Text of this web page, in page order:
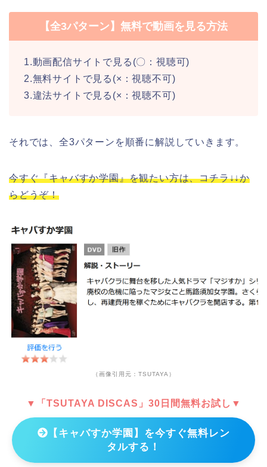
【全3パターン】無料で動画を見る方法
1.動画配信サイトで見る(〇：視聴可)
2.無料サイトで見る(×：視聴不可)
3.違法サイトで見る(×：視聴不可)
それでは、全3パターンを順番に解説していきます。
今すぐ『キャバすか学園』を観たい方は、コチラ↓↓か
らどうぞ！
（画像引用元：TSUTAYA）
▼「TSUTAYA DISCAS」30日間無料お試し▼
【キャバすか学園】を今すぐ無料レン
タルする！